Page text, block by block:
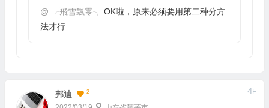
@ ╭飛雪飄零╮
OK啦，原来必须要用第二种分方
法才行
邦迪 2 4F